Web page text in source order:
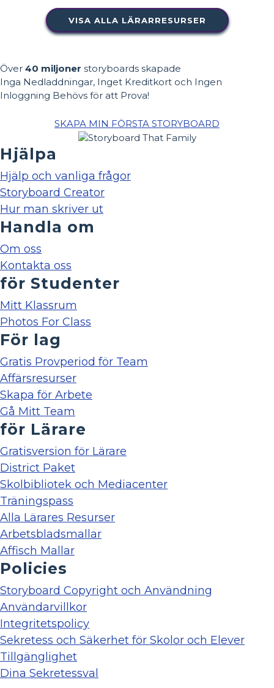
VISA ALLA LÄRARRESURSER
Över 40 miljoner storyboards skapade
Inga Nedladdningar, Inget Kreditkort och Ingen
Inloggning Behövs för att Prova!
SKAPA MIN FÖRSTA STORYBOARD
Hjälpa
Hjälp och vanliga frågor
Storyboard Creator
Hur man skriver ut
Handla om
Om oss
Kontakta oss
för Studenter
Mitt Klassrum
Photos For Class
För lag
Gratis Provperiod för Team
Affärsresurser
Skapa för Arbete
Gå Mitt Team
för Lärare
Gratisversion för Lärare
District Paket
Skolbibliotek och Mediacenter
Träningspass
Alla Lärares Resurser
Arbetsbladsmallar
Affisch Mallar
Policies
Storyboard Copyright och Användning
Användarvillkor
Integritetspolicy
Sekretess och Säkerhet för Skolor och Elever
Tillgänglighet
Dina Sekretessval